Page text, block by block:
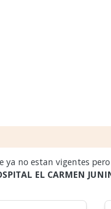
ya no estan vigentes
EL CARMEN